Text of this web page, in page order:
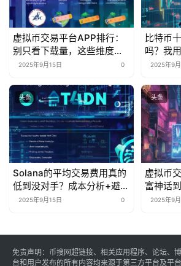
虚拟币交易平台APP排行：
别只看下载量，这些维度才
是“真·核心指标”
2025年9月15日 0
比特币
吗？我
底经历
2025年9
头条
Solana的平均交易费用真的
低到没对手？成本分析+避坑
指南来了
2025年9月15日 0
头条
虚拟币
富神话
生存游
2025年9
免责声明：币搜网超链接、相关应用程序、论坛、
台和用户发布的所有内容均来源于第三方平台及平